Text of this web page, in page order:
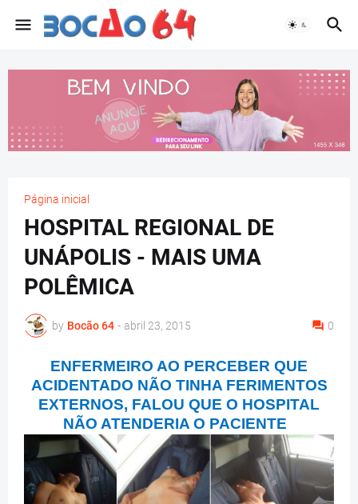
Página inicial
HOSPITAL REGIONAL DE
UNÁPOLIS - MAIS UMA
POLÊMICA
by Bocão 64 - abril 23, 2015 0
ENFERMEIRO AO PERCEBER QUE
ACIDENTADO NÃO TINHA FERIMENTOS
EXTERNOS, FALOU QUE O HOSPITAL
NÃO ATENDERIA O PACIENTE